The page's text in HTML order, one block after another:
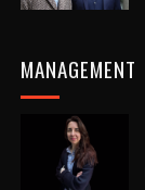
MANAGEMENT